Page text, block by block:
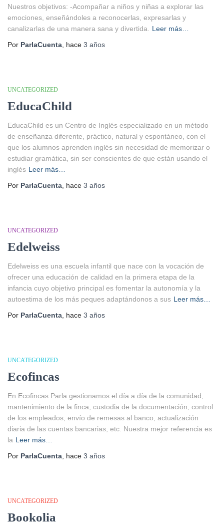
Nuestros objetivos: -Acompañar a niños y niñas a explorar las
emociones, enseñándoles a reconocerlas, expresarlas y
canalizarlas de una manera sana y divertida.
Leer más…
Por ParlaCuenta , hace 3 años
UNCATEGORIZED
EducaChild
EducaChild es un Centro de Inglés especializado en un método
de enseñanza diferente, práctico, natural y espontáneo, con el
que los alumnos aprenden inglés sin necesidad de memorizar o
estudiar gramática, sin ser conscientes de que están usando el
inglés Leer más…
Por ParlaCuenta , hace 3 años
UNCATEGORIZED
Edelweiss
Edelweiss es una escuela infantil que nace con la vocación de
ofrecer una educación de calidad en la primera etapa de la
infancia cuyo objetivo principal es fomentar la autonomía y la
autoestima de los más peques adaptándonos a sus Leer más…
Por ParlaCuenta , hace 3 años
UNCATEGORIZED
Ecofincas
En Ecofincas Parla gestionamos el día a día de la comunidad,
mantenimiento de la finca, custodia de la documentación, control
de los empleados, envío de remesas al banco, actualización
diaria de las cuentas bancarias, etc. Nuestra mejor referencia es
la Leer más…
Por ParlaCuenta , hace 3 años
UNCATEGORIZED
Bookolia